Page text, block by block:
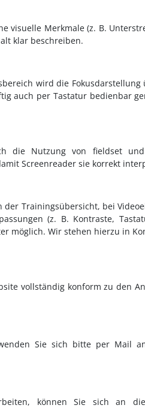
visuelle Merkmale (z. B.
klar beschreiben.
wird die Fokusdarstellung
auch per Tastatur bedienbar
die Nutzung von fieldset
Screenreader sie korrekt
Trainingsübersicht, bei
(z. B. Kontraste,
möglich. Wir stehen hierzu in
vollständig konform zu den
Sie sich bitte per Mail
können Sie sich an